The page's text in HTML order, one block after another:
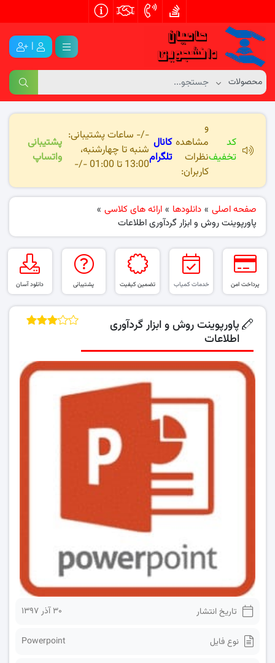
|
کد
تخفیف
و
مشاهده
نظرات
کاربران:
کانال
تلگرام
-/- ساعات پشتیبانی:
شنبه تا چهارشنبه،
13:00 تا 01:00 -/-
پشتیبانی
واتساپ
صفحه اصلی » دانلودها » ارائه های کلاسی »
پاورپوینت روش و ابزار گردآوری اطلاعات
پرداخت امن خدمات کمیاب تضمین کیفیت پشتیبانی دانلود آسان
پاورپوینت روش و ابزار گردآوری
اطلاعات
تاریخ انتشار ۳۰ آذر ۱۳۹۷
نوع فایل Powerpoint